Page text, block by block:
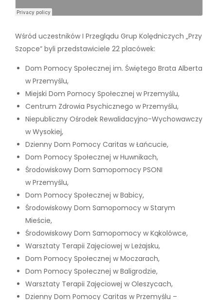
Wśród uczestników I Przeglądu Grup Kolędniczych „Przy
Szopce” byli przedstawiciele 22 placówek:
Dom Pomocy Społecznej im. Świętego Brata Alberta
w Przemyślu,
Miejski Dom Pomocy Społecznej w Przemyślu,
Centrum Zdrowia Psychicznego w Przemyślu,
Niepubliczny Ośrodek Rewalidacyjno-Wychowawczy
w Wysokiej,
Dzienny Dom Pomocy Caritas w Łańcucie,
Dom Pomocy Społecznej w Huwnikach,
Środowiskowy Dom Samopomocy PSONI
w Przemyślu,
Dom Pomocy Społecznej w Babicy,
Środowiskowy Dom Samopomocy w Starym
Mieście,
Środowiskowy Dom Samopomocy w Kąkolówce,
Warsztaty Terapii Zajęciowej w Leżajsku,
Dom Pomocy Społecznej w Moczarach,
Dom Pomocy Społecznej w Baligrodzie,
Warsztaty Terapii Zajęciowej w Oleszycach,
Dzienny Dom Pomocy Caritas w Przemyślu –